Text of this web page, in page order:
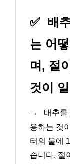
✅ 배
는 어
며, 절
것이
→
배추를
용하는 것
터의 물에
습니다. 절